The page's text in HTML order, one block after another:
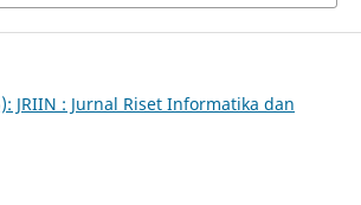
JRIIN : Jurnal Riset Informatika dan